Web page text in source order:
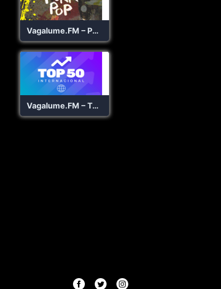
Vagalume.FM – Punk Pop
Vagalume.FM – Top 50 Internacional